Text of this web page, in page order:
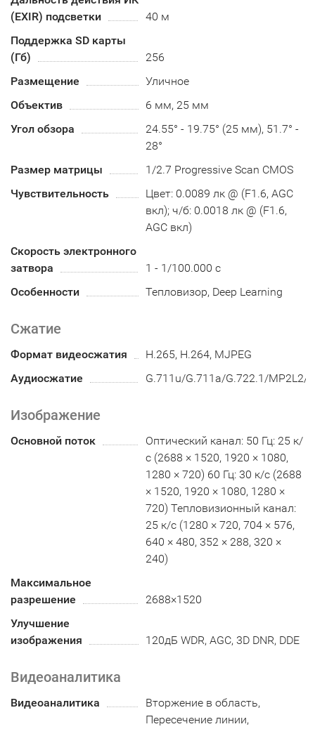
(EXIR) подсветки
40 м
Поддержка SD карты
(Гб)
256
Размещение
Уличное
Объектив
6 мм, 25 мм
Угол обзора
24.55° - 19.75° (25 мм), 51.7° -
28°
Размер матрицы
1/2.7 Progressive Scan CMOS
Чувствительность
Цвет: 0.0089 лк @ (F1.6, AGC
вкл); ч/б: 0.0018 лк @ (F1.6,
AGC вкл)
Скорость электронного
затвора
1 - 1/100.000 с
Особенности
Тепловизор, Deep Learning
Сжатие
Формат видеосжатия
H.265, H.264, MJPEG
Аудиосжатие
G.711u/G.711a/G.722.1/MP2L2/
Изображение
Основной поток
Оптический канал: 50 Гц: 25 к/
с (2688 × 1520, 1920 × 1080,
1280 × 720) 60 Гц: 30 к/с (2688
× 1520, 1920 × 1080, 1280 ×
720) Тепловизионный канал:
25 к/с (1280 × 720, 704 × 576,
640 × 480, 352 × 288, 320 ×
240)
Максимальное
разрешение
2688×1520
Улучшение
изображения
120дБ WDR, AGC, 3D DNR, DDE
Видеоаналитика
Видеоаналитика
Вторжение в область,
Пересечение линии,